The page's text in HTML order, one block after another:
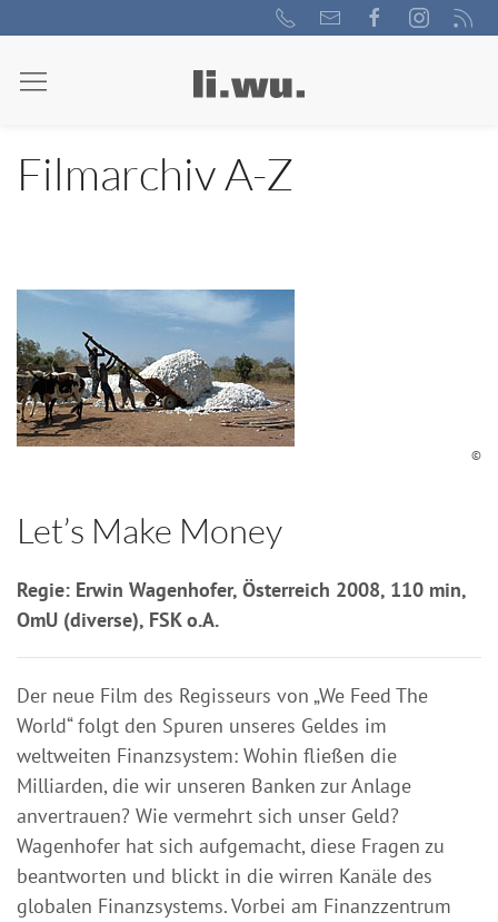
Filmarchiv A-Z
©
Let’s Make Money
Regie: Erwin Wagenhofer, Österreich 2008, 110 min,
OmU (diverse), FSK o.A.
Der neue Film des Regisseurs von „We Feed The
World“ folgt den Spuren unseres Geldes im
weltweiten Finanzsystem: Wohin fließen die
Milliarden, die wir unseren Banken zur Anlage
anvertrauen? Wie vermehrt sich unser Geld?
Wagenhofer hat sich aufgemacht, diese Fragen zu
beantworten und blickt in die wirren Kanäle des
globalen Finanzsystems. Vorbei am Finanzzentrum